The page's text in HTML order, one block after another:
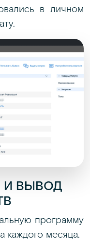
в личном
И ВЫВОД
программу
каждого месяца.